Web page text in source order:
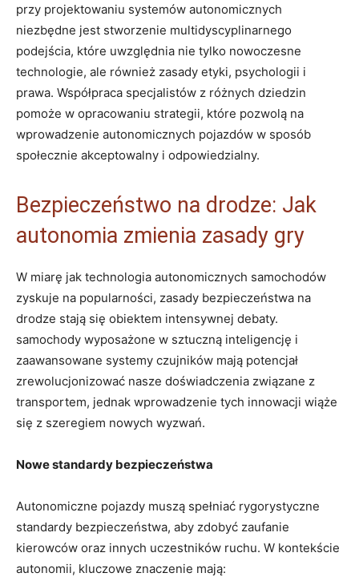
przy projektowaniu systemów autonomicznych
niezbędne jest stworzenie multidyscyplinarnego
podejścia, które uwzględnia nie tylko nowoczesne
technologie, ale również zasady etyki, psychologii i
prawa. Współpraca specjalistów z różnych dziedzin
pomoże w opracowaniu strategii, które pozwolą na
wprowadzenie autonomicznych pojazdów w sposób
społecznie akceptowalny i odpowiedzialny.
Bezpieczeństwo na drodze: Jak
autonomia zmienia zasady gry
W miarę jak technologia autonomicznych samochodów
zyskuje na popularności, zasady bezpieczeństwa na
drodze stają się obiektem intensywnej debaty.
samochody wyposażone w sztuczną inteligencję i
zaawansowane systemy czujników mają potencjał
zrewolucjonizować nasze doświadczenia związane z
transportem, jednak wprowadzenie tych innowacji wiąże
się z szeregiem nowych wyzwań.
Nowe standardy bezpieczeństwa
Autonomiczne pojazdy muszą spełniać rygorystyczne
standardy bezpieczeństwa, aby zdobyć zaufanie
kierowców oraz innych uczestników ruchu. W kontekście
autonomii, kluczowe znaczenie mają: